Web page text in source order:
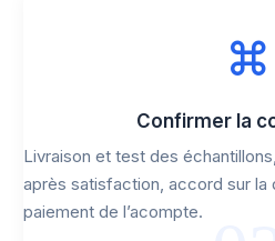
Confirmer la
Livraison et test des
après satisfaction, accord sur la
paiement de l’acompte.